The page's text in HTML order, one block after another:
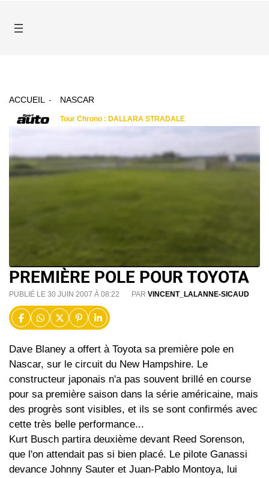
ACCUEIL NASCAR
PREMIÈRE POLE POUR TOYOTA
PUBLIÉ LE 30 JUIN 2007 À 08:22 PAR VINCENT_LALANNE-SICAUD
Dave Blaney a offert à Toyota sa première pole en
Nascar, sur le circuit du New Hampshire. Le
constructeur japonais n'a pas souvent brillé en course
pour sa première saison dans la série américaine, mais
des progrès sont visibles, et ils se sont confirmés avec
cette très belle performance...
Kurt Busch partira deuxième devant Reed Sorenson,
que l'on attendait pas si bien placé. Le pilote Ganassi
devance Johnny Sauter et Juan-Pablo Montoya, lui